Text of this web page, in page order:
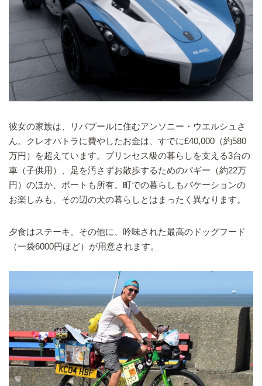
彼女の家族は、リバプールに住むアンソニー・ウエルシュさ
ん。クレオパトラに費やしたお金は、すでに£40,000（約580
万円）を超えています。プリンセス級の暮らしを支える3台の
車（子供用）、足を汚さずお散歩するためのバギー（約22万
円）のほか、ボートも所有。町での暮らしもバケーションの
お楽しみも、その辺の犬の暮らしとはまったく異なります。
夕食はステーキ。その他に、吟味された最高のドッグフード
（一袋6000円ほど）が用意されます。